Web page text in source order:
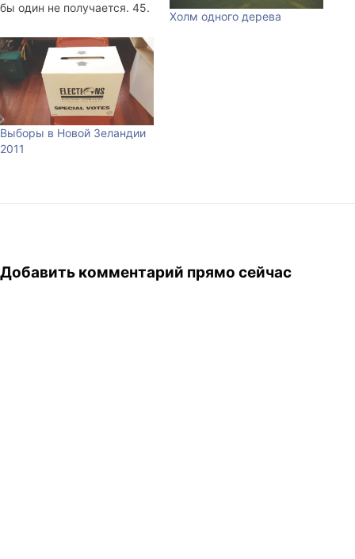
бы один не получается. 45.
зимой, ни летом. 46. Три
раза очень сильно замёрз
летом. Холодный ветер,
моросящий дождь. 47.
Один раз очень сильно
заболел. 48.…
Холм одного дерева
Выборы в Новой Зеландии
2011
Добавить комментарий прямо сейчас